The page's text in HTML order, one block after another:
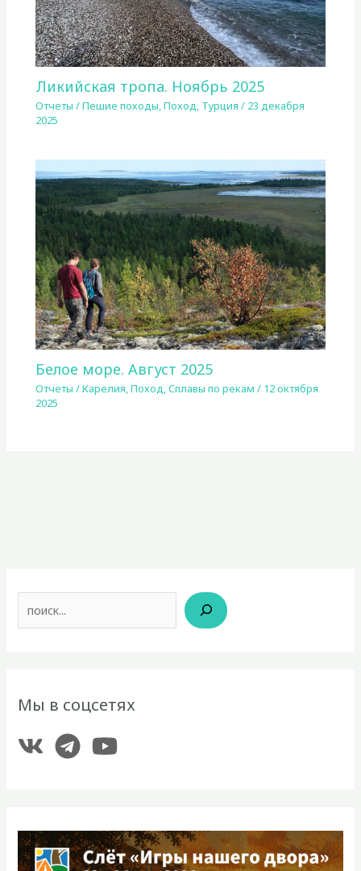
Ликийская тропа. Ноябрь 2025
Отчеты /Пешие походы,Поход, Турция / 23 декабря
2025
Белое море. Август 2025
Отчеты /Карелия,Поход,Сплавы по рекам / 12 октября
2025
Мы в соцсетях